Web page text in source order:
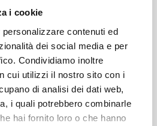
i cookie
contenuti ed
dei social media e per
Condividiamo inoltre
cui utilizzi il nostro sito con i
di analisi dei dati web,
i quali potrebbero combinarle
hai fornito loro o che hanno